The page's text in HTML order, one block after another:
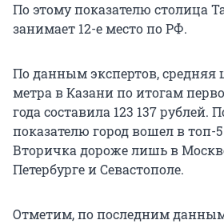
По этому показателю столица
занимает 12-е место по РФ.
По данным экспертов, средняя
метра в Казани по итогам
года составила 123 137 рублей.
показателю город вошел в топ-
Вторичка дороже лишь в
Петербурге и Севастополе.
Отметим, по последним